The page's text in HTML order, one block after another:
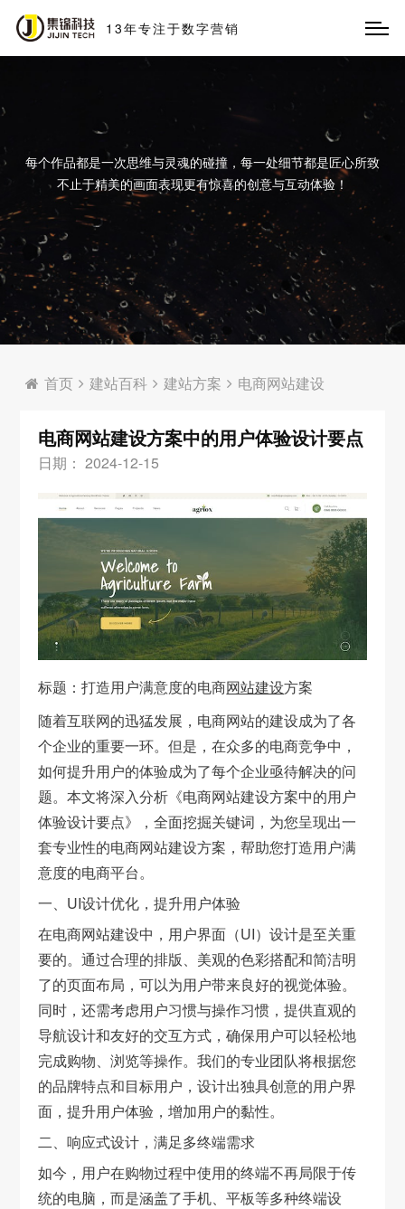
13年专注于数字营销
每个作品都是一次思维与灵魂的碰撞，每一处细节都是匠心所致
不止于精美的画面表现更有惊喜的创意与互动体验！
首页 建站百科 建站方案 电商网站建设
电商网站建设方案中的用户体验设计要点
日期： 2024-12-15
标题：打造用户满意度的电商网站建设方案
随着互联网的迅猛发展，电商网站的建设成为了各
个企业的重要一环。但是，在众多的电商竞争中，
如何提升用户的体验成为了每个企业亟待解决的问
题。本文将深入分析《电商网站建设方案中的用户
体验设计要点》，全面挖掘关键词，为您呈现出一
套专业性的电商网站建设方案，帮助您打造用户满
意度的电商平台。
一、UI设计优化，提升用户体验
在电商网站建设中，用户界面（UI）设计是至关重
要的。通过合理的排版、美观的色彩搭配和简洁明
了的页面布局，可以为用户带来良好的视觉体验。
同时，还需考虑用户习惯与操作习惯，提供直观的
导航设计和友好的交互方式，确保用户可以轻松地
完成购物、浏览等操作。我们的专业团队将根据您
的品牌特点和目标用户，设计出独具创意的用户界
面，提升用户体验，增加用户的黏性。
二、响应式设计，满足多终端需求
如今，用户在购物过程中使用的终端不再局限于传
统的电脑，而是涵盖了手机、平板等多种终端设